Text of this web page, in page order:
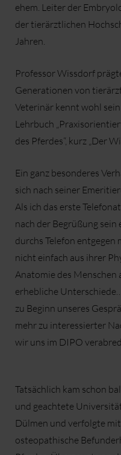
ehem. Leiter der
der tierärztlichen
Jahren.
Professor Wissdorf
Generationen von
Veterinär kennt wohl
Lehrbuch
des Pferdes“, kurz „Der
Ein ganz besonderes
sich nach seiner
Als ich das erste
nach der Begrüßung
durchs Telefon entgegen
nicht einfach aus ihrer
Anatomie des Menschen
erhebliche
zu Beginn unseres
mehr zu interessierter
wir uns im DIPO
Tatsächlich kam schon
und geachtete
Dülmen und verfolgte
osteopathische